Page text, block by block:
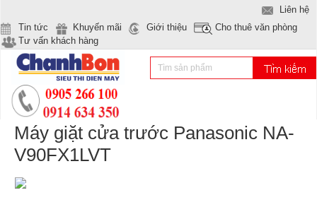
Liên hệ
Tin tức
Khuyến mãi Giới thiệu
Cho thuê văn phòng
Tư vấn khách hàng
Máy giặt cửa trước Panasonic NA-
V90FX1LVT